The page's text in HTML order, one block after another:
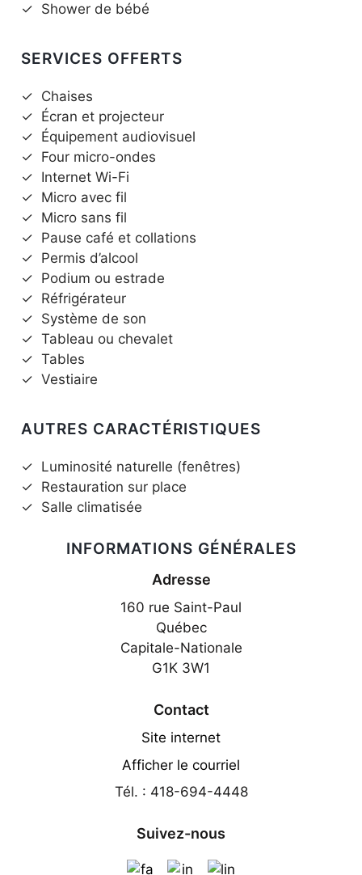
✓ Shower de bébé
SERVICES OFFERTS
✓ Chaises
✓ Écran et projecteur
✓ Équipement audiovisuel
✓ Four micro-ondes
✓ Internet Wi-Fi
✓ Micro avec fil
✓ Micro sans fil
✓ Pause café et collations
✓ Permis d’alcool
✓ Podium ou estrade
✓ Réfrigérateur
✓ Système de son
✓ Tableau ou chevalet
✓ Tables
✓ Vestiaire
AUTRES CARACTÉRISTIQUES
✓ Luminosité naturelle (fenêtres)
✓ Restauration sur place
✓ Salle climatisée
INFORMATIONS GÉNÉRALES
Adresse
160 rue Saint-Paul
Québec
Capitale-Nationale
G1K 3W1
Contact
Site internet
Afficher le courriel
Tél. : 418-694-4448
Suivez-nous